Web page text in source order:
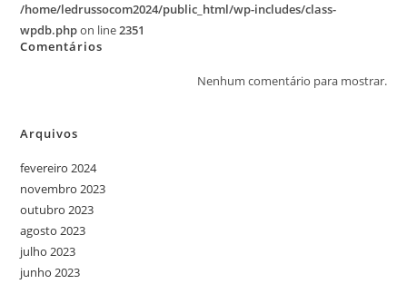
/home/ledrussocom2024/public_html/wp-includes/class-
wpdb.phpon line2351
Comentários
Nenhum comentário para mostrar.
Arquivos
fevereiro 2024
novembro 2023
outubro 2023
agosto 2023
julho 2023
junho 2023